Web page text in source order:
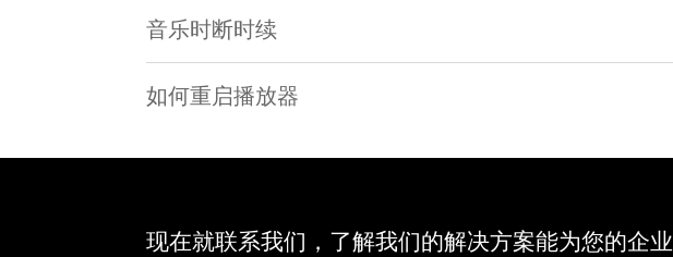
音乐时断时续
如何重启播放器
现在就联系我们，了解我们的解决方案能为您的企业